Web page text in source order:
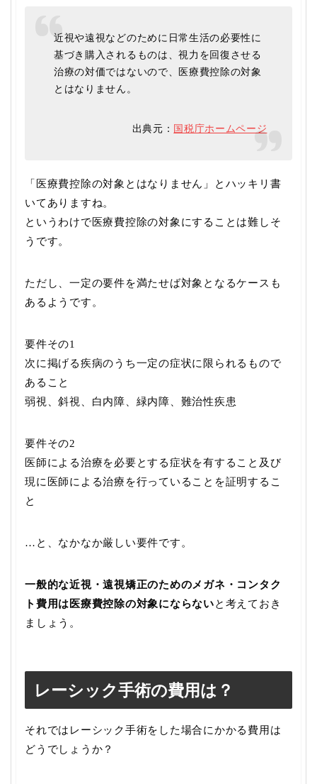
近視や遠視などのために日常生活の必要性に
基づき購入されるものは、視力を回復させる
治療の対価ではないので、医療費控除の対象
とはなりません。
出典元： 国税庁ホームページ
「医療費控除の対象とはなりません」とハッキリ書
いてありますね。
というわけで医療費控除の対象にすることは難しそ
うです。
ただし、一定の要件を満たせば対象となるケースも
あるようです。
要件その1
次に掲げる疾病のうち一定の症状に限られるもので
あること
弱視、斜視、白内障、緑内障、難治性疾患
要件その2
医師による治療を必要とする症状を有すること及び
現に医師による治療を行っていることを証明するこ
と
…と、なかなか厳しい要件です。
一般的な近視・遠視矯正のためのメガネ・コンタク
ト費用は医療費控除の対象にならないと考えておき
ましょう。
レーシック手術の費用は？
それではレーシック手術をした場合にかかる費用は
どうでしょうか？